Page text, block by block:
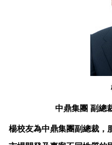
中鼎集團 副總
楊校友為中鼎集團副總裁，